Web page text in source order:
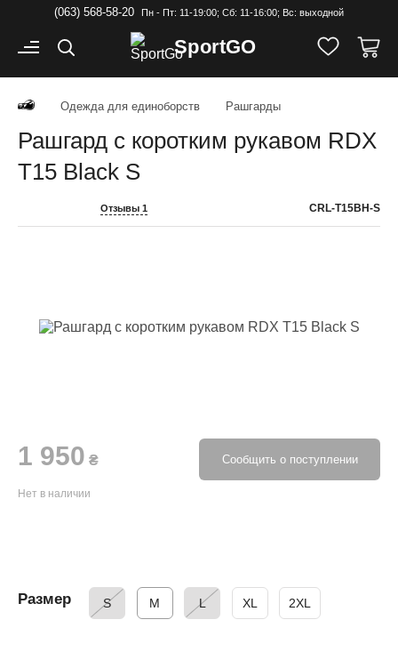
(063) 568-58-20 Пн - Пт: 11-19:00; Cб: 11-16:00; Вс: выходной
SportGO
Одежда для единоборств Рашгарды
Рашгард c коротким рукавом RDX
T15 Black S
Отзывы 1 CRL-T15BH-S
1 950 ₴
Нет в наличии
Сообщить о поступлении
Размер S M L XL 2XL